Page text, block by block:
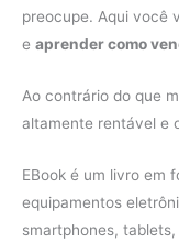
preocupe. Aqui você
e aprender como
Ao contrário do que
altamente rentável e
EBook é um livro em
equipamentos
smartphones,